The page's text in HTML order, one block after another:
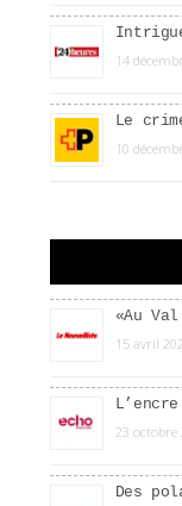
14
Le
10
«Au
15 avril
23 octobre
Des